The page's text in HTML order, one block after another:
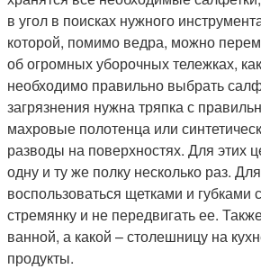
в угол в поисках нужного
которой, помимо ведра, можно
об огромных уборочных тележках,
необходимо правильно выбрать
загрязнения нужна тряпка с
махровые полотенца или
разводы на поверхностях. Для этих
одну и ту же полку несколько раз.
воспользоваться щетками и
стремянку и не передвигать ее.
ванной, а какой – столешницу на
продукты.